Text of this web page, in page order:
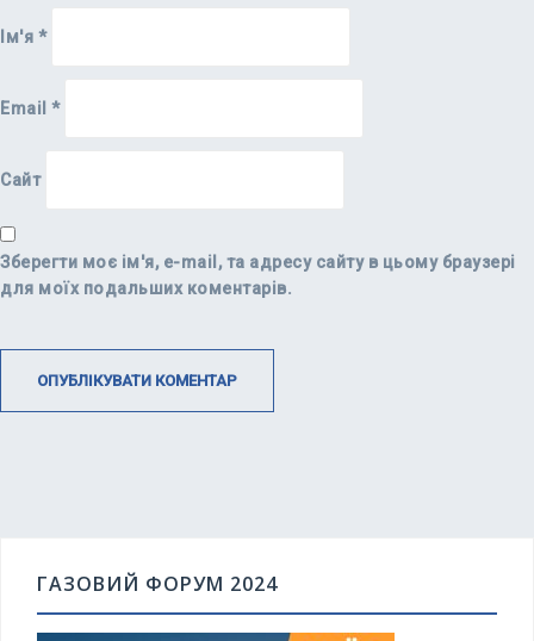
Ім'я *
Email *
Сайт
Зберегти моє ім'я, e-mail, та адресу сайту в цьому браузері
для моїх подальших коментарів.
ГАЗОВИЙ ФОРУМ 2024